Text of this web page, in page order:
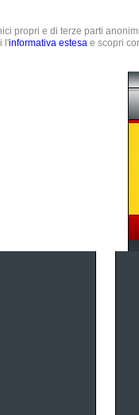
propri e di terze parti
l'informativa estesa e scopri